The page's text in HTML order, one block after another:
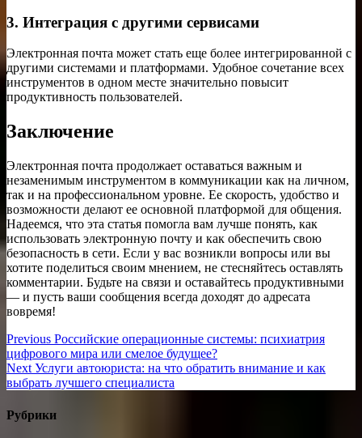
3. Интеграция с другими сервисами
Электронная почта может стать еще более интегрированной с
другими системами и платформами. Удобное сочетание всех
инструментов в одном месте значительно повысит
продуктивность пользователей.
Заключение
Электронная почта продолжает оставаться важным и
незаменимым инструментом в коммуникации как на личном,
так и на профессиональном уровне. Ее скорость, удобство и
возможности делают ее основной платформой для общения.
Надеемся, что эта статья помогла вам лучше понять, как
использовать электронную почту и как обеспечить свою
безопасность в сети. Если у вас возникли вопросы или вы
хотите поделиться своим мнением, не стесняйтесь оставлять
комментарии. Будьте на связи и оставайтесь продуктивными
— и пусть ваши сообщения всегда доходят до адресата
вовремя!
Навигация
по
записям
Previous Previous
post:
Российские операционные системы: психиатрия
цифрового мира или смелое будущее?
Next Next
post:
Услуги автоюриста: на что обратить внимание и как
выбрать лучшего специалиста
Рубрики